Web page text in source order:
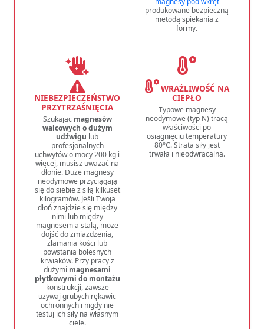
produkowane bezpieczną
metodą spiekania z
formy.
NIEBEZPIECZEŃSTWO
PRZYTRZAŚNIĘCIA
Szukając magnesów
walcowych o dużym
udźwigu lub
profesjonalnych
uchwytów o mocy 200 kg i
więcej, musisz uważać na
dłonie. Duże magnesy
neodymowe przyciągają
się do siebie z siłą kilkuset
kilogramów. Jeśli Twoja
dłoń znajdzie się między
nimi lub między
magnesem a stalą, może
dojść do zmiażdżenia,
złamania kości lub
powstania bolesnych
krwiaków. Przy pracy z
dużymi magnesami
płytkowymi do montażu
konstrukcji, zawsze
używaj grubych rękawic
ochronnych i nigdy nie
testuj ich siły na własnym
ciele.
WRAŻLIWOŚĆ NA
CIEPŁO
Typowe magnesy
neodymowe (typ N) tracą
właściwości po
osiągnięciu temperatury
80°C. Strata siły jest
trwała i nieodwracalna.